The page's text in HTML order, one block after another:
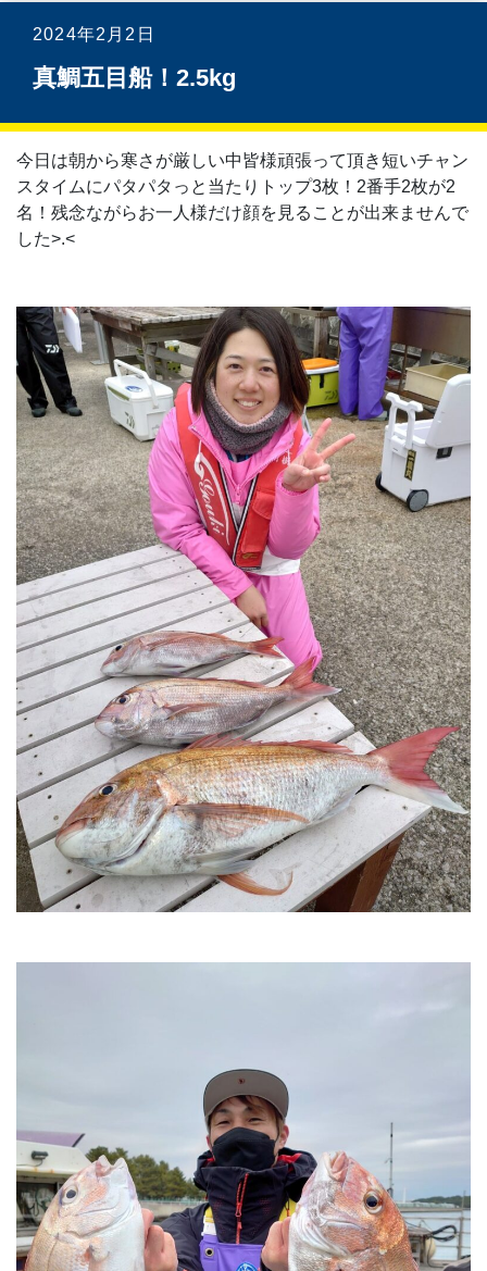
2024年2月2日
真鯛五目船！2.5kg
今日は朝から寒さが厳しい中皆様頑張って頂き短いチャン
スタイムにパタパタっと当たりトップ3枚！2番手2枚が2
名！残念ながらお一人様だけ顔を見ることが出来ませんで
した>⁠.⁠<